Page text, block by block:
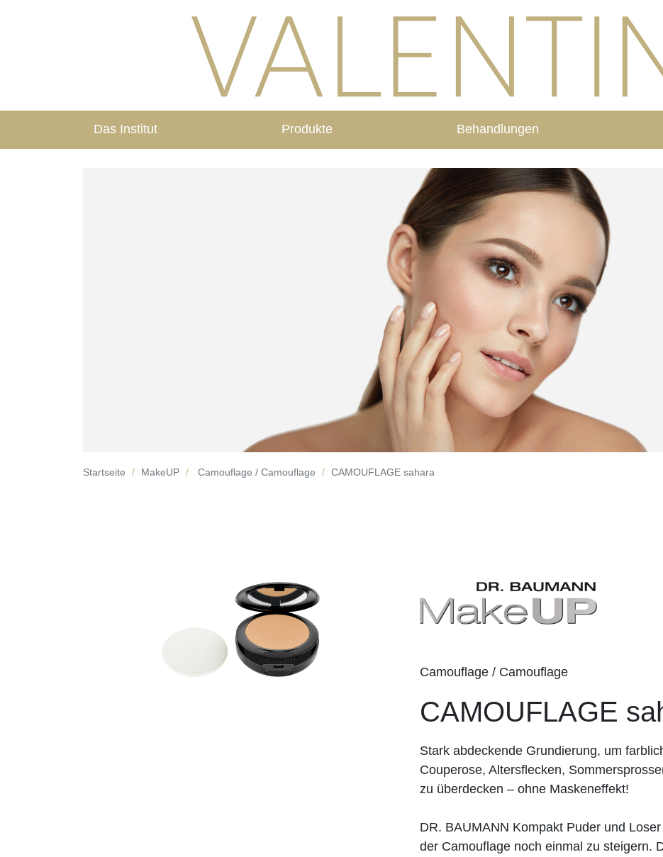
Das Institut Produkte Behandlungen
Startseite MakeUP Camouflage / Camouflage CAMOUFLAGE sahara
Camouflage / Camouflage
CAMOUFLAGE
Stark abdeckende Grundierung, um
Couperose, Altersflecken,
zu überdecken – ohne Maskeneffekt!
DR. BAUMANN Kompakt Puder und
der Camouflage noch einmal zu steigern.